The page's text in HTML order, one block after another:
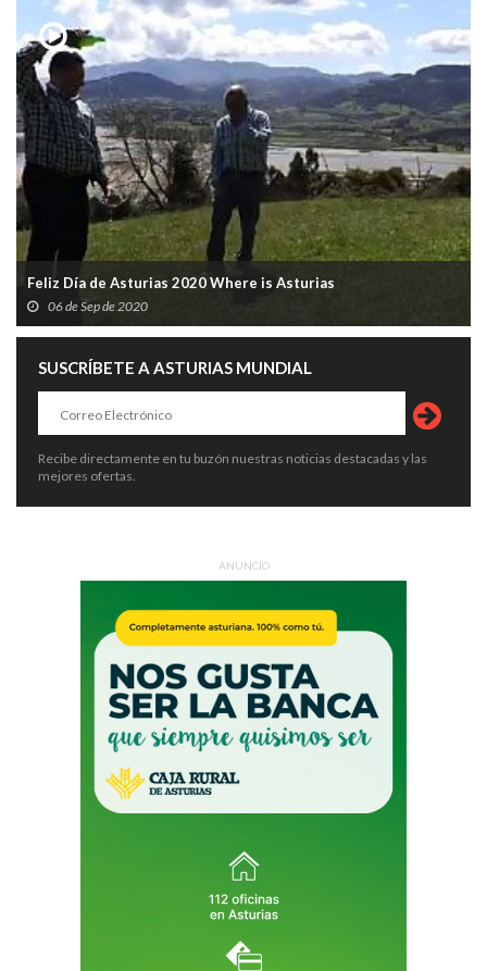
Feliz Día de Asturias 2020 Where is Asturias
06 de Sep de 2020
SUSCRÍBETE A ASTURIAS MUNDIAL
Recibe directamente en tu buzón nuestras noticias destacadas y las
mejores ofertas.
ANUNCIO